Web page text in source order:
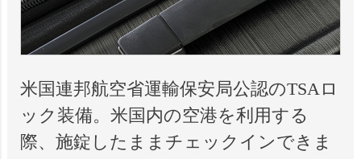
米国連邦航空省運輸保安局公認のTSAロ
ック装備。米国内の空港を利用する
際、施錠したままチェックインできま